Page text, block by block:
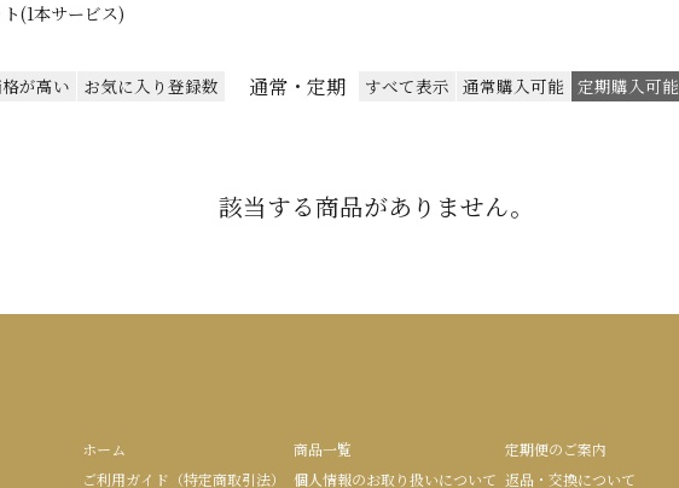
(1本サービス)
が高い お気に入り登録数 通常・定期 すべて表示 通常購入可能 定期購入可能
該当する商品がありません。
ホーム 商品一覧 定期便のご案内
ご利用ガイド（特定商取引法）
個人情報のお取り扱いについて 返品・交換について